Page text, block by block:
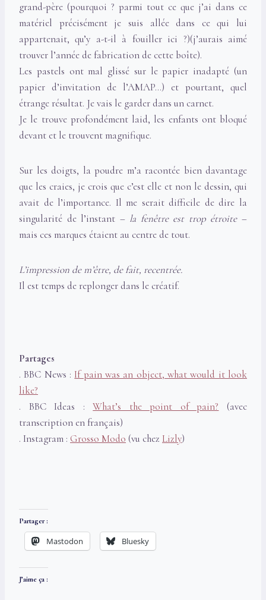
grand-père (pourquoi ? parmi tout ce que j’ai dans ce
matériel précisément je suis allée dans ce qui lui
appartenait, qu’y a-t-il à fouiller ici ?)(j’aurais aimé
trouver l’année de fabrication de cette boîte).
Les pastels ont mal glissé sur le papier inadapté (un
papier d’invitation de l’AMAP…) et pourtant, quel
étrange résultat. Je vais le garder dans un carnet.
Je le trouve profondément laid, les enfants ont bloqué
devant et le trouvent magnifique.
Sur les doigts, la poudre m’a racontée bien davantage
que les craies, je crois que c’est elle et non le dessin, qui
avait de l’importance. Il me serait difficile de dire la
singularité de l’instant – la fenêtre est trop étroite–
mais ces marques étaient au centre de tout.
L’impression de m’être, de fait, recentrée.
Il est temps de replonger dans le créatif.
Partages
. BBC News :If pain was an object, what would it look
like?
. BBC Ideas :What’s the point of pain? (avec
transcription en français)
. Instagram : Grosso Modo (vu chez Lizly)
Partager :
Mastodon Bluesky
J’aime ça :